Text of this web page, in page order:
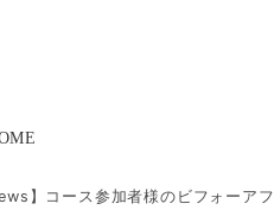
】コース参加者様のビフォーア